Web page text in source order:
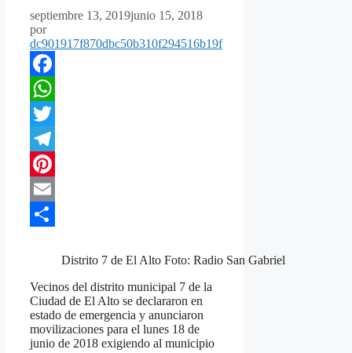
septiembre 13, 2019junio 15, 2018
por
dc901917f870dbc50b310f294516b19f
Facebook
WhatsApp
Twitter
Telegram
Pinterest
Email
Distrito 7 de El Alto Foto: Radio San Gabriel
Vecinos del distrito municipal 7 de la
Ciudad de El Alto se declararon en
estado de emergencia y anunciaron
movilizaciones para el lunes 18 de
junio de 2018 exigiendo al municipio